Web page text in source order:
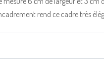
rend ce cadre très